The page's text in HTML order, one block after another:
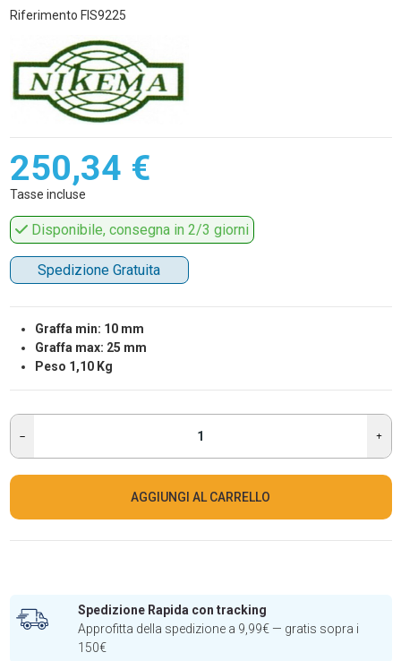
Riferimento FIS9225
250,34 €
Tasse incluse
Disponibile, consegna in 2/3 giorni
Spedizione Gratuita
Graffa min: 10 mm
Graffa max: 25 mm
Peso 1,10 Kg
AGGIUNGI AL CARRELLO
Spedizione Rapida con tracking
Approfitta della spedizione a 9,99€ — gratis sopra i
150€